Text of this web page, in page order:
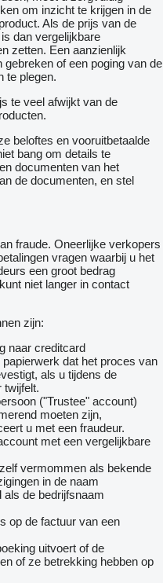
om inzicht te krijgen in de
Als de prijs van de
dan vergelijkbare
zetten. Een aanzienlijk
of een poging van de
te plegen.
te veel afwijkt van de
beloftes en vooruitbetaalde
bang om details te
documenten van het
de documenten, en stel
fraude. Oneerlijke verkopers
vragen waarbij u het
een groot bedrag
niet langer in contact
zijn:
naar creditcard
dat het proces van
als u tijdens de
twijfelt.
("Trustee" account)
moeten zijn,
u met een fraudeur.
met een vergelijkbare
vermommen als bekende
in de naam
als de bedrijfsnaam
op de factuur van een
uitvoert of de
of ze betrekking hebben op